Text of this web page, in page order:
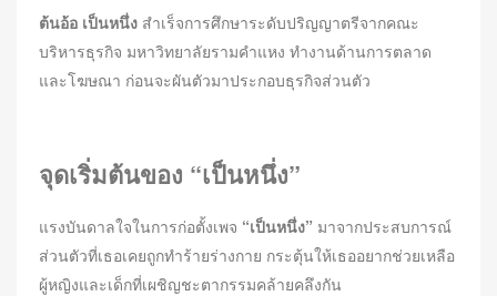
ต้นอ้อ เป็นหนึ่ง สำเร็จการศึกษาระดับปริญญาตรีจากคณะ
บริหารธุรกิจ มหาวิทยาลัยรามคำแหง ทำงานด้านการตลาด
และโฆษณา ก่อนจะผันตัวมาประกอบธุรกิจส่วนตัว
จุดเริ่มต้นของ “เป็นหนึ่ง”
แรงบันดาลใจในการก่อตั้งเพจ “เป็นหนึ่ง” มาจากประสบการณ์
ส่วนตัวที่เธอเคยถูกทำร้ายร่างกาย กระตุ้นให้เธออยากช่วยเหลือ
ผู้หญิงและเด็กที่เผชิญชะตากรรมคล้ายคลึงกัน